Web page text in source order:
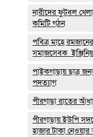
নারীদের ফুটবল
কমিটি গঠন
পবিত্র মাহে
সমাজসেবক
পাইকগাছায় ছাত্র
পদত্যাগ
পীরগাছা রাতের
পীরগাছায় ইউপি
হাজার টাকা